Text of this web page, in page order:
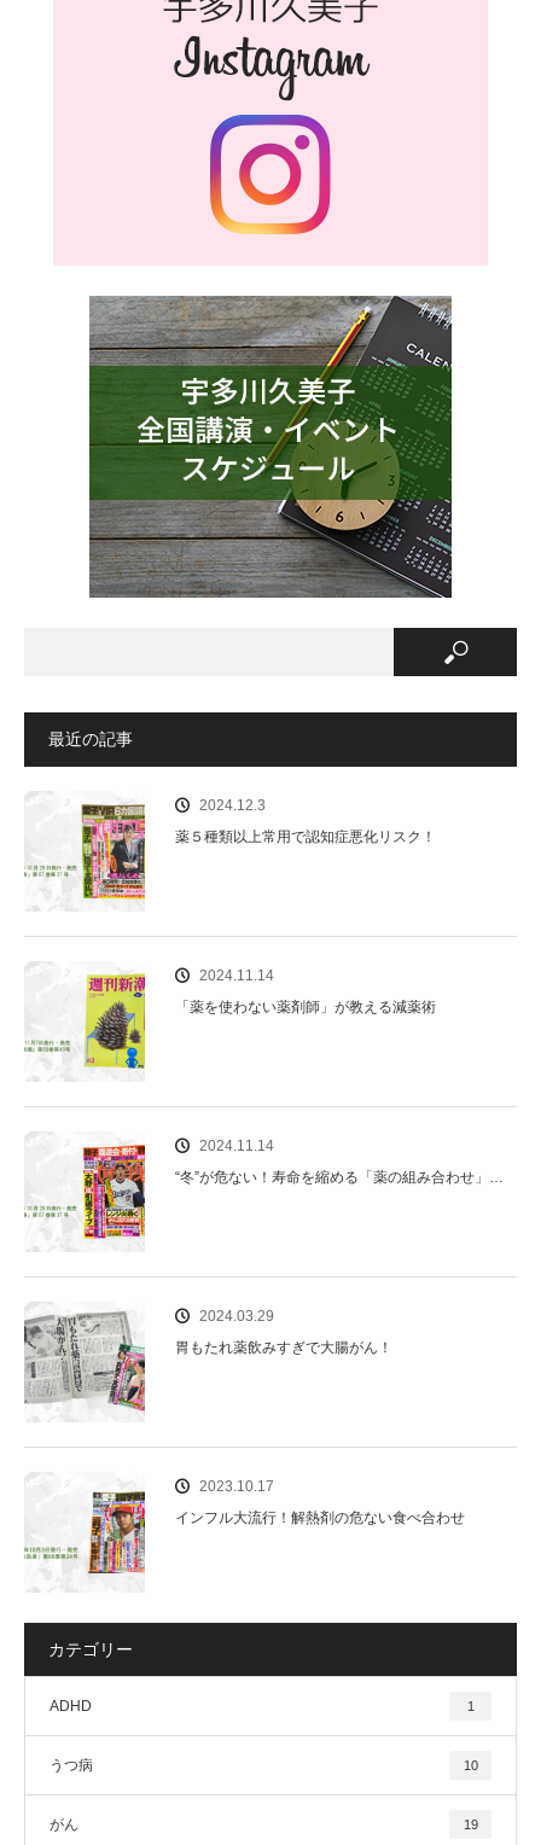
最近の記事
2024.12.3
薬５種類以上常用で認知症悪化リスク！
2024.11.14
「薬を使わない薬剤師」が教える減薬術
2024.11.14
“冬”が危ない！寿命を縮める「薬の組み合わせ」…
2024.03.29
胃もたれ薬飲みすぎで大腸がん！
2023.10.17
インフル大流行！解熱剤の危ない食べ合わせ
カテゴリー
ADHD 1
うつ病 10
がん 19